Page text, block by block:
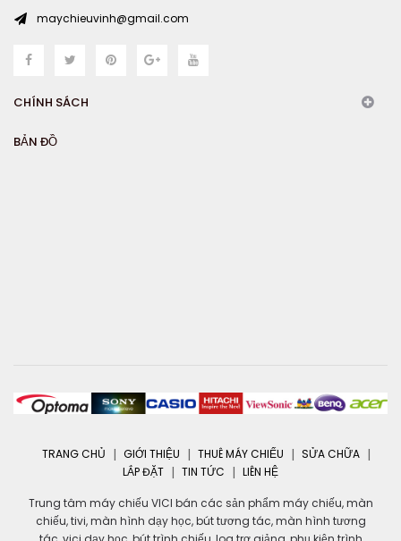
maychieuvinh@gmail.com
CHÍNH SÁCH
BẢN ĐỒ
TRANG CHỦ GIỚI THIỆU THUÊ MÁY CHIẾU
SỬA CHỮA
LẮP ĐẶT
TIN TỨC LIÊN HỆ
Trung tâm máy chiếu VICI bán các sản phẩm máy chiếu, màn
chiếu, tivi, màn hình dạy học, bút tương tác, màn hình tương